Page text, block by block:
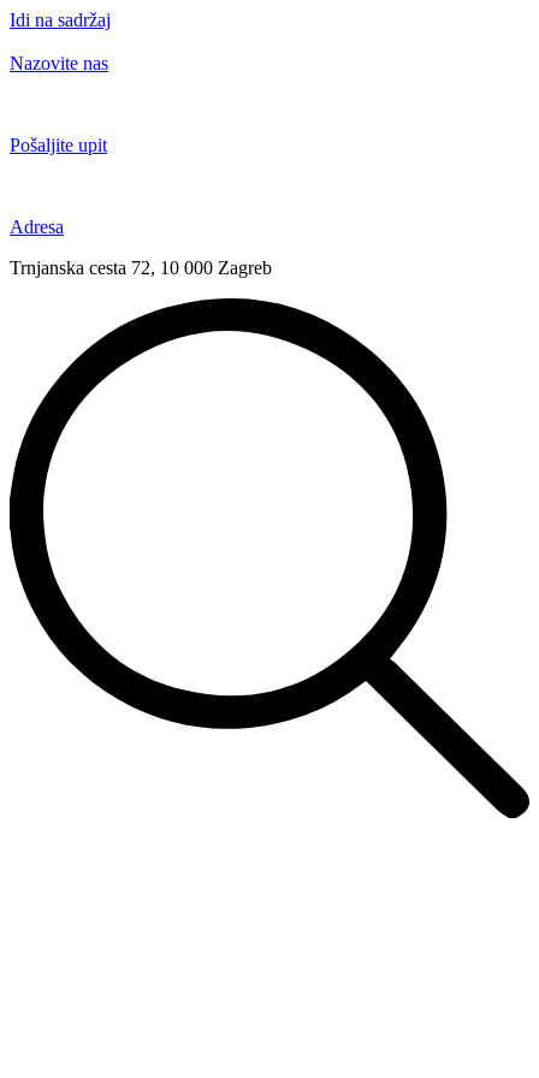
Idi na sadržaj
Nazovite nas
Pošaljite upit
Adresa
Trnjanska cesta 72, 10 000 Zagreb